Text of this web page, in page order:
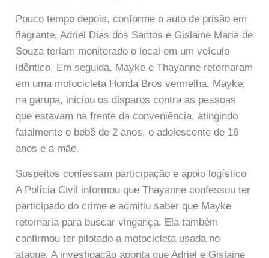
Pouco tempo depois, conforme o auto de prisão em
flagrante, Adriel Dias dos Santos e Gislaine Maria de
Souza teriam monitorado o local em um veículo
idêntico. Em seguida, Mayke e Thayanne retornaram
em uma motocicleta Honda Bros vermelha. Mayke,
na garupa, iniciou os disparos contra as pessoas
que estavam na frente da conveniência, atingindo
fatalmente o bebê de 2 anos, o adolescente de 16
anos e a mãe.
Suspeitos confessam participação e apoio logístico
A Polícia Civil informou que Thayanne confessou ter
participado do crime e admitiu saber que Mayke
retornaria para buscar vingança. Ela também
confirmou ter pilotado a motocicleta usada no
ataque. A investigação aponta que Adriel e Gislaine